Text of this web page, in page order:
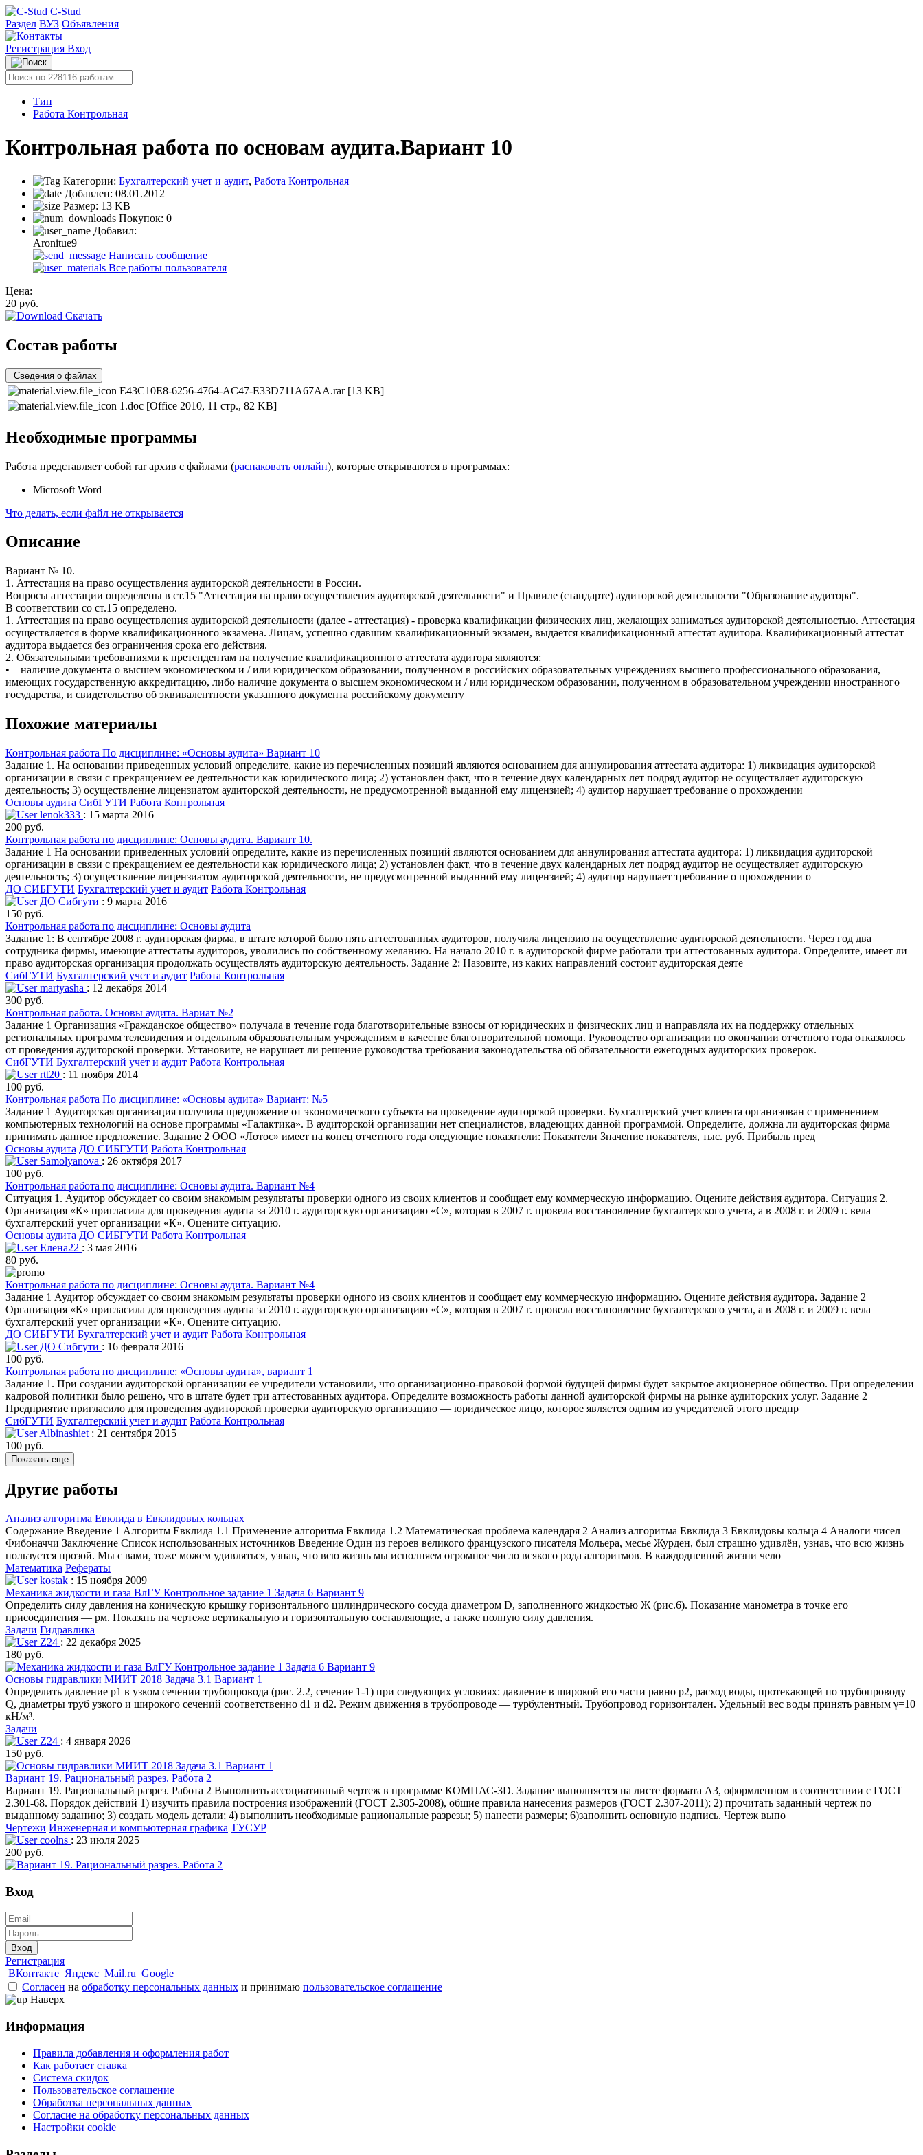
C-Stud
Раздел ВУЗ Объявления
Регистрация Вход
Тип
Работа Контрольная
Контрольная работа по основам аудита.Вариант 10
Категории: Бухгалтерский учет и аудит, Работа Контрольная
Добавлен: 08.01.2012
Размер: 13 KB
Покупок: 0
Добавил:
Aronitue9
Написать сообщение
Все работы пользователя
Цена:
20 руб.
Скачать
Состав работы
Сведения о файлах
E43C10E8-6256-4764-AC47-E33D711A67AA.rar [13 KB]
1.doc [Office 2010, 11 стр., 82 KB]
Необходимые программы
Работа представляет собой rar архив с файлами (распаковать онлайн), которые открываются в программах:
Microsoft Word
Что делать, если файл не открывается
Описание
Вариант № 10.
1. Аттестация на право осуществления аудиторской деятельности в России.
Вопросы аттестации определены в ст.15 "Аттестация на право осуществления аудиторской деятельности" и Правиле (стандарте) аудиторской деятельности "Образование аудитора".
В соответствии со ст.15 определено.
1. Аттестация на право осуществления аудиторской деятельности (далее - аттестация) - проверка квалификации физических лиц, желающих заниматься аудиторской деятельностью. Аттестация
осуществляется в форме квалификационного экзамена. Лицам, успешно сдавшим квалификационный экзамен, выдается квалификационный аттестат аудитора. Квалификационный аттестат
аудитора выдается без ограничения срока его действия.
2. Обязательными требованиями к претендентам на получение квалификационного аттестата аудитора являются:
• наличие документа о высшем экономическом и / или юридическом образовании, полученном в российских образовательных учреждениях высшего профессионального образования,
имеющих государственную аккредитацию, либо наличие документа о высшем экономическом и / или юридическом образовании, полученном в образовательном учреждении иностранного
государства, и свидетельство об эквивалентности указанного документа российскому документу
Похожие материалы
Контрольная работа По дисциплине: «Основы аудита» Вариант 10
Задание 1. На основании приведенных условий определите, какие из перечисленных позиций являются основанием для аннулирования аттестата аудитора: 1) ликвидация аудиторской
организации в связи с прекращением ее деятельности как юридического лица; 2) установлен факт, что в течение двух календарных лет подряд аудитор не осуществляет аудиторскую
деятельность; 3) осуществление лицензиатом аудиторской деятельности, не предусмотренной выданной ему лицензией; 4) аудитор нарушает требование о прохождении
Основы аудита СибГУТИ Работа Контрольная
lenok333 : 15 марта 2016
200 руб.
Контрольная работа по дисциплине: Основы аудита. Вариант 10.
Задание 1 На основании приведенных условий определите, какие из перечисленных позиций являются основанием для аннулирования аттестата аудитора: 1) ликвидация аудиторской
организации в связи с прекращением ее деятельности как юридического лица; 2) установлен факт, что в течение двух календарных лет подряд аудитор не осуществляет аудиторскую
деятельность; 3) осуществление лицензиатом аудиторской деятельности, не предусмотренной выданной ему лицензией; 4) аудитор нарушает требование о прохождении о
ДО СИБГУТИ Бухгалтерский учет и аудит Работа Контрольная
ДО Сибгути : 9 марта 2016
150 руб.
Контрольная работа по дисциплине: Основы аудита
Задание 1: В сентябре 2008 г. аудиторская фирма, в штате которой было пять аттестованных аудиторов, получила лицензию на осуществление аудиторской деятельности. Через год два
сотрудника фирмы, имеющие аттестаты аудиторов, уволились по собственному желанию. На начало 2010 г. в аудиторской фирме работали три аттестованных аудитора. Определите, имеет ли
право аудиторская организация продолжать осуществлять аудиторскую деятельность. Задание 2: Назовите, из каких направлений состоит аудиторская деяте
СибГУТИ Бухгалтерский учет и аудит Работа Контрольная
martyasha : 12 декабря 2014
300 руб.
Контрольная работа. Основы аудита. Вариат №2
Задание 1 Организация «Гражданское общество» получала в течение года благотворительные взносы от юридических и физических лиц и направляла их на поддержку отдельных
региональных программ телевидения и отдельным образовательным учреждениям в качестве благотворительной помощи. Руководство организации по окончании отчетного года отказалось
от проведения аудиторской проверки. Установите, не нарушает ли решение руководства требования законодательства об обязательности ежегодных аудиторских проверок.
СибГУТИ Бухгалтерский учет и аудит Работа Контрольная
rtt20 : 11 ноября 2014
100 руб.
Контрольная работа По дисциплине: «Основы аудита» Вариант: №5
Задание 1 Аудиторская организация получила предложение от экономического субъекта на проведение аудиторской проверки. Бухгалтерский учет клиента организован с применением
компьютерных технологий на основе программы «Галактика». В аудиторской организации нет специалистов, владеющих данной программой. Определите, должна ли аудиторская фирма
принимать данное предложение. Задание 2 ООО «Лотос» имеет на конец отчетного года следующие показатели: Показатели Значение показателя, тыс. руб. Прибыль пред
Основы аудита ДО СИБГУТИ Работа Контрольная
Samolyanova : 26 октября 2017
100 руб.
Контрольная работа по дисциплине: Основы аудита. Вариант №4
Ситуация 1. Аудитор обсуждает со своим знакомым результаты проверки одного из своих клиентов и сообщает ему коммерческую информацию. Оцените действия аудитора. Ситуация 2.
Организация «К» пригласила для проведения аудита за 2010 г. аудиторскую организацию «С», которая в 2007 г. провела восстановление бухгалтерского учета, а в 2008 г. и 2009 г. вела
бухгалтерский учет организации «К». Оцените ситуацию.
Основы аудита ДО СИБГУТИ Работа Контрольная
Елена22 : 3 мая 2016
80 руб.
Контрольная работа по дисциплине: Основы аудита. Вариант №4
Задание 1 Аудитор обсуждает со своим знакомым результаты проверки одного из своих клиентов и сообщает ему коммерческую информацию. Оцените действия аудитора. Задание 2
Организация «К» пригласила для проведения аудита за 2010 г. аудиторскую организацию «С», которая в 2007 г. провела восстановление бухгалтерского учета, а в 2008 г. и 2009 г. вела
бухгалтерский учет организации «К». Оцените ситуацию.
ДО СИБГУТИ Бухгалтерский учет и аудит Работа Контрольная
ДО Сибгути : 16 февраля 2016
100 руб.
Контрольная работа по дисциплине: «Основы аудита», вариант 1
Задание 1. При создании аудиторской организации ее учредители установили, что организационно-правовой формой будущей фирмы будет закрытое акционерное общество. При определении
кадровой политики было решено, что в штате будет три аттестованных аудитора. Определите возможность работы данной аудиторской фирмы на рынке аудиторских услуг. Задание 2
Предприятие пригласило для проведения аудиторской проверки аудиторскую организацию — юридическое лицо, которое является одним из учредителей этого предпр
СибГУТИ Бухгалтерский учет и аудит Работа Контрольная
Albinashiet : 21 сентября 2015
100 руб.
Показать еще
Другие работы
Анализ алгоритма Евклида в Евклидовых кольцах
Содержание Введение 1 Алгоритм Евклида 1.1 Применение алгоритма Евклида 1.2 Математическая проблема календаря 2 Анализ алгоритма Евклида 3 Евклидовы кольца 4 Аналоги чисел
Фибоначчи Заключение Список использованных источников Введение Один из героев великого французского писателя Мольера, месье Журден, был страшно удивлён, узнав, что всю жизнь
пользуется прозой. Мы с вами, тоже можем удивляться, узнав, что всю жизнь мы исполняем огромное число всякого рода алгоритмов. В каждодневной жизни чело
Математика Рефераты
kostak : 15 ноября 2009
Механика жидкости и газа ВлГУ Контрольное задание 1 Задача 6 Вариант 9
Определить силу давления на коническую крышку горизонтального цилиндрического сосуда диаметром D, заполненного жидкостью Ж (рис.6). Показание манометра в точке его
присоединения — рм. Показать на чертеже вертикальную и горизонтальную составляющие, а также полную силу давления.
Задачи Гидравлика
Z24 : 22 декабря 2025
180 руб.
Основы гидравлики МИИТ 2018 Задача 3.1 Вариант 1
Определить давление р1 в узком сечении трубопровода (рис. 2.2, сечение 1-1) при следующих условиях: давление в широкой его части равно р2, расход воды, протекающей по трубопроводу
Q, диаметры труб узкого и широкого сечений соответственно d1 и d2. Режим движения в трубопроводе — турбулентный. Трубопровод горизонтален. Удельный вес воды принять равным γ=10
кН/м³.
Задачи
Z24 : 4 января 2026
150 руб.
Вариант 19. Рациональный разрез. Работа 2
Вариант 19. Рациональный разрез. Работа 2 Выполнить ассоциативный чертеж в программе КОМПАС-3D. Задание выполняется на листе формата А3, оформленном в соответствии с ГОСТ
2.301-68. Порядок действий 1) изучить правила построения изображений (ГОСТ 2.305-2008), общие правила нанесения размеров (ГОСТ 2.307-2011); 2) прочитать заданный чертеж по
выданному заданию; 3) создать модель детали; 4) выполнить необходимые рациональные разрезы; 5) нанести размеры; 6)заполнить основную надпись. Чертеж выпо
Чертежи Инженерная и компьютерная графика ТУСУР
coolns : 23 июля 2025
200 руб.
Вход
Вход
Регистрация
ВКонтакте Яндекс Mail.ru Google
Согласен на обработку персональных данных и принимаю пользовательское соглашение
Наверх
Информация
Правила добавления и оформления работ
Как работает ставка
Система скидок
Пользовательское соглашение
Обработка персональных данных
Согласие на обработку персональных данных
Настройки cookie